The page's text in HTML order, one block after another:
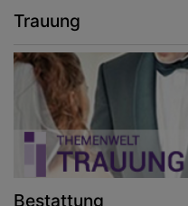
Trauung
Bestattung